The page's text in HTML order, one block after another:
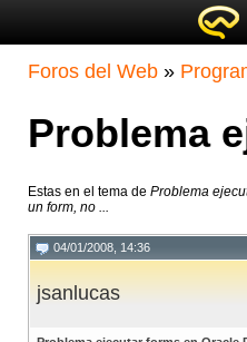
Foros del Web »
Problema
Estas en el tema de Problema
un form, no ...
04/01/2008, 14:36
jsanlucas